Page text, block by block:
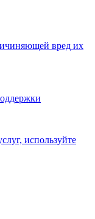
вред их
используйте